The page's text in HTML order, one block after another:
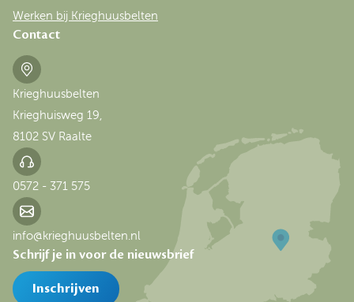
Schrijf je in voor de nieuwsbrief
Inschrijven
Contact
Krieghuusbelten
Krieghuisweg 19,
8102 SV Raalte
0572 - 371 575
info@krieghuusbelten.nl
Werken bij Krieghuusbelten